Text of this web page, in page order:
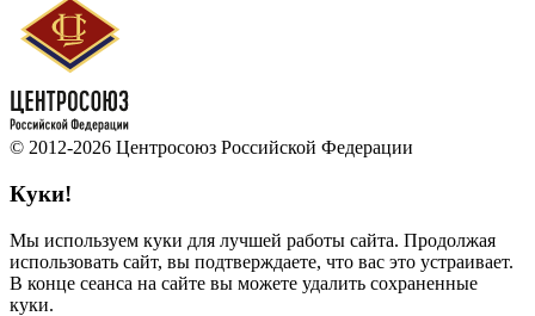
© 2012-2026 Центросоюз Российской Федерации
Куки!
Мы используем куки для лучшей работы сайта. Продолжая
использовать сайт, вы подтверждаете, что вас это устраивает.
В конце сеанса на сайте вы можете удалить сохраненные
куки.